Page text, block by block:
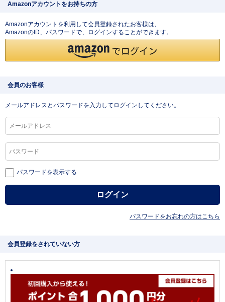
Amazonアカウントをお持ちの方
Amazonアカウントを利用して会員登録されたお客様は、
AmazonのID、パスワードで、ログインすることができます。
会員のお客様
メールアドレスとパスワードを入力してログインしてください。
パスワードを表示する
パスワードをお忘れの方はこちら
会員登録をされていない方